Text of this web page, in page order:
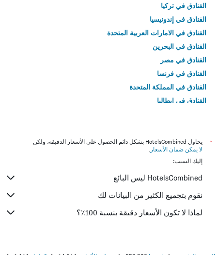
الفنادق في تركيا
الفنادق في إندونيسيا
الفنادق في الامارات العربية المتحدة
الفنادق في البحرين
الفنادق في مصر
الفنادق في فرنسا
الفنادق في المملكة المتحدة
الفنادق في إيطاليا
*
يحاول HotelsCombined بشكل دائم الحصول على الأسعار الدقيقة، ولكن
لا يمكن ضمان الأسعار .
إليك السبب:
HotelsCombined ليس البائع
نقوم بتجميع الكثير من البيانات لك
لماذا لا تكون الأسعار دقيقة بنسبة 100٪؟